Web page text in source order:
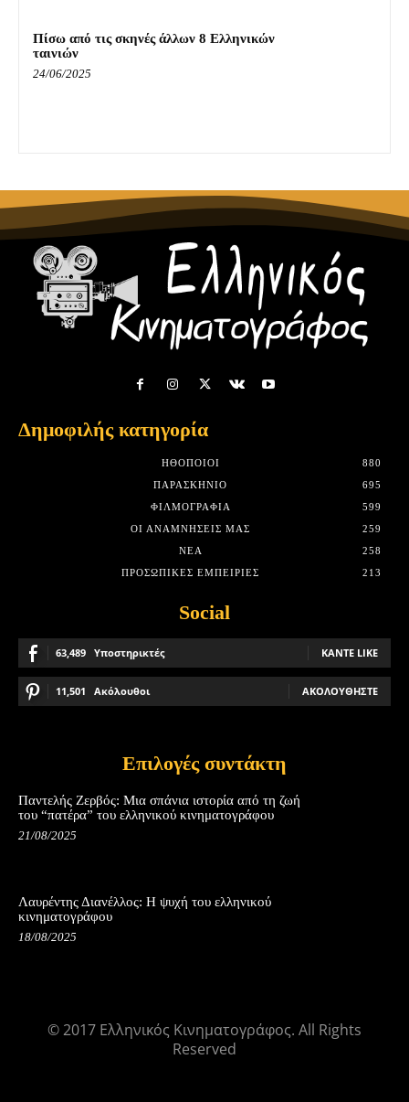
Πίσω από τις σκηνές άλλων 8 Ελληνικών
ταινιών
24/06/2025
Δημοφιλής κατηγορία
HΘΟΠΟΙΟΊ
880
ΠΑΡΑΣΚΉΝΙΟ
695
ΦΙΛΜΟΓΡΑΦΊΑ
599
ΟΙ ΑΝΑΜΝΉΣΕΙΣ ΜΑΣ
259
ΝΈΑ
258
ΠΡΟΣΩΠΙΚΈΣ ΕΜΠΕΙΡΊΕΣ
213
Social
63,489 Υποστηρικτές ΚΆΝΤΕ LIKE
11,501 Ακόλουθοι ΑΚΟΛΟΥΘΉΣΤΕ
Επιλογές συντάκτη
Παντελής Ζερβός: Μια σπάνια ιστορία από τη ζωή
του “πατέρα” του ελληνικού κινηματογράφου
21/08/2025
Λαυρέντης Διανέλλος: Η ψυχή του ελληνικού
κινηματογράφου
18/08/2025
© 2017 Ελληνικός Κινηματογράφος. All Rights
Reserved